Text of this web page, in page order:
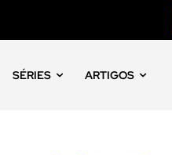
SÉRIES ARTIGOS